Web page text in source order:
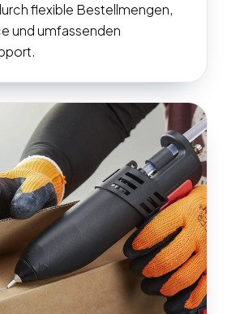
flexible Bestellmengen,
und umfassenden